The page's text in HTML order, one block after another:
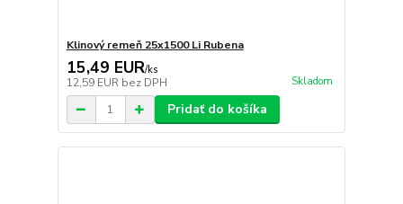
Klinový remeň 25x1500 Li Rubena
15,49 EUR/ks
12,59 EUR bez DPH Skladom
Pridať do košíka